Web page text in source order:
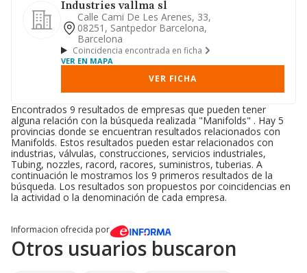
Industries vallma sl
Calle Cami De Les Arenes, 33,
08251, Santpedor Barcelona,
Barcelona
Coincidencia encontrada en ficha
VER EN MAPA
VER FICHA
Encontrados 9 resultados de empresas que pueden tener
alguna relación con la búsqueda realizada "Manifolds" . Hay 5
provincias donde se encuentran resultados relacionados con
Manifolds. Estos resultados pueden estar relacionados con
industrias, válvulas, construcciones, servicios industriales,
Tubing, nozzles, racord, racores, suministros, tuberias. A
continuación le mostramos los 9 primeros resultados de la
búsqueda. Los resultados son propuestos por coincidencias en
la actividad o la denominación de cada empresa.
Informacion ofrecida por
Otros usuarios buscaron